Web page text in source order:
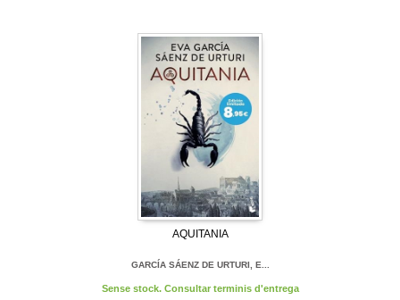
AQUITANIA
GARCÍA SÁENZ DE URTURI, E...
Sense stock. Consultar terminis d'entrega